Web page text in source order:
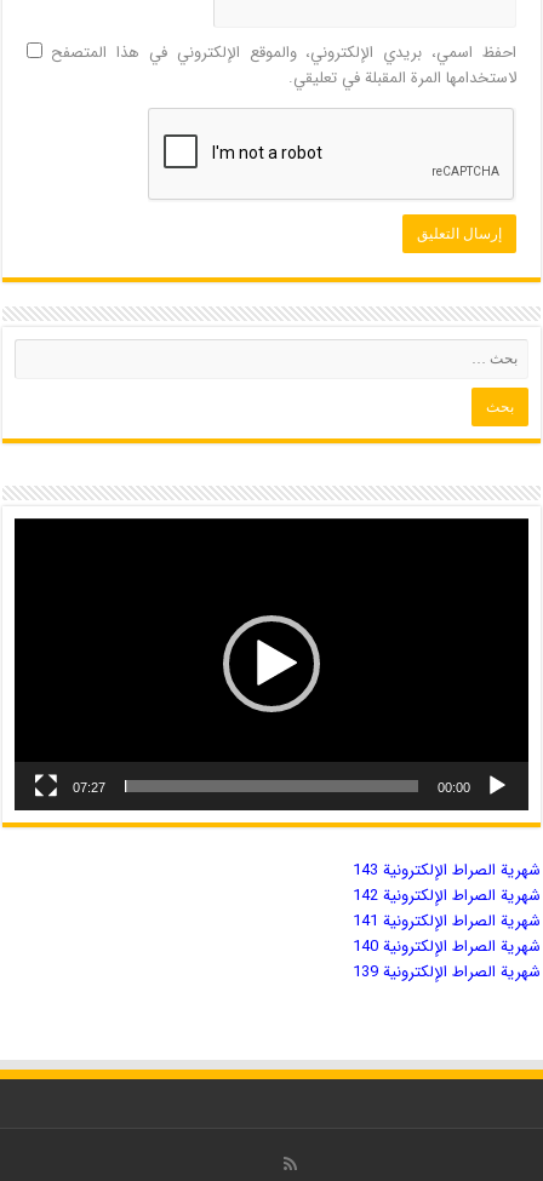
احفظ اسمي، بريدي الإلكتروني، والموقع الإلكتروني في هذا المتصفح
لاستخدامها المرة المقبلة في تعليقي.
00:00
07:27
شهریة الصراط الإلكترونية 143
شهریة الصراط الإلكترونية 142
شهریة الصراط الإلكترونية 141
شهریة الصراط الإلكترونية 140
شهریة الصراط الإلكترونية 139